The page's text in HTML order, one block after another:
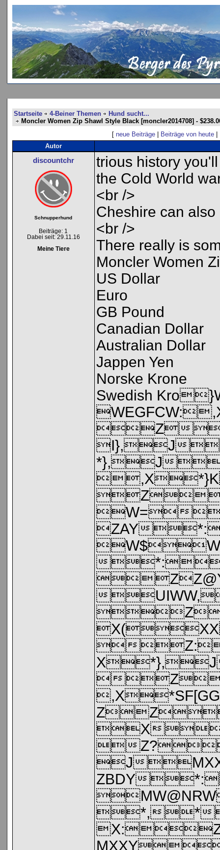
Startseite 4-Beiner Themen
Hund sucht...
Moncler Women Zip Shawl Style Black [moncler2014708] -
[ neue Beiträge| Beiträge von heute|
Autor
discountchr
Schnupperhund
Beiträge: 1
Dabei seit: 29.11.16
Meine Tiere
trious history
the Cold World
<br />
Cheshire can
<br />
There really is
Moncler Women
US Dollar
Euro
GB Pound
Canadian Dollar
Australian Dollar
Jappen Yen
Norske Krone
Swedish
Z
I},J
*},J
W=
ZAY


X

J
ZBDY
*,*